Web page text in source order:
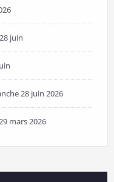
juin
28 juin 2026
mars 2026